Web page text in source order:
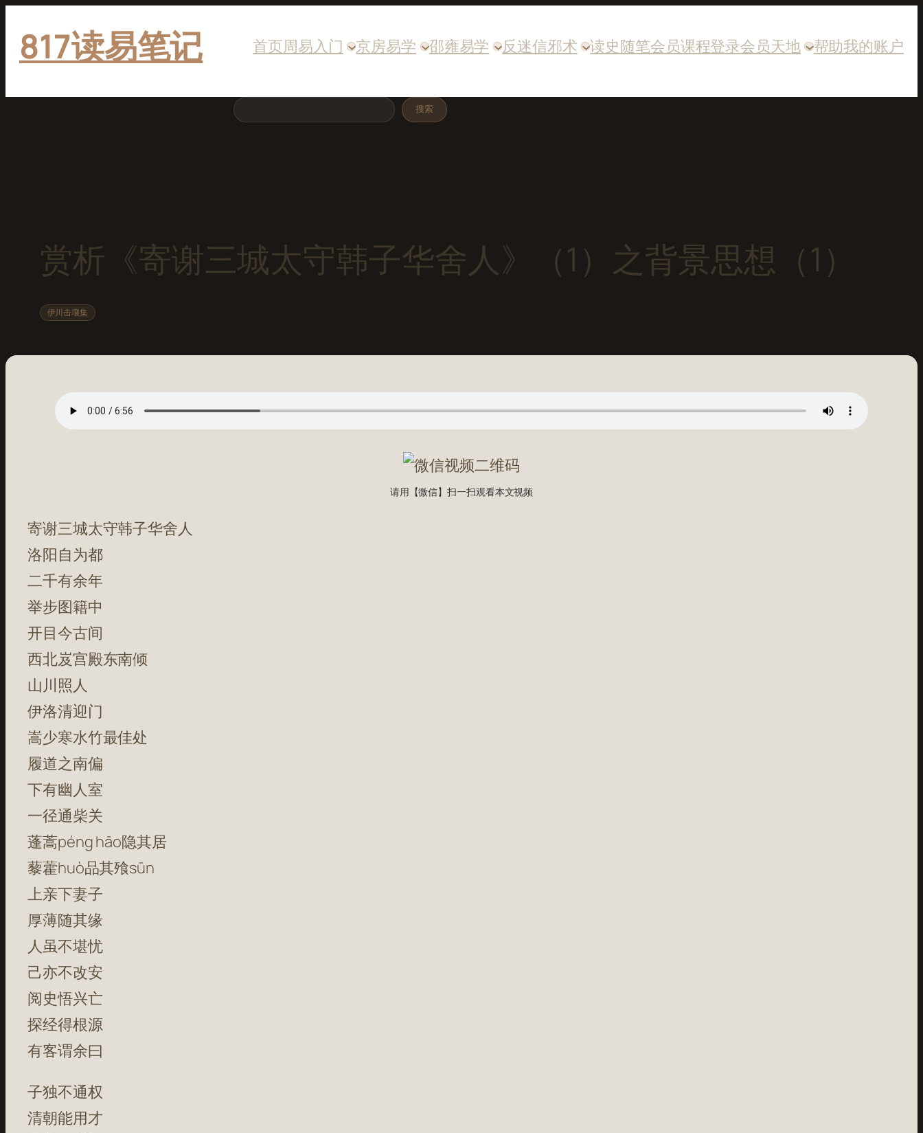
内817读易笔记 首页周易入门 京房易学 邵雍易学 反迷信邪术 读史随笔会员课程登录会员天地 帮助我的账户
搜索
赏析《寄谢三城太守韩子华舍人》（1）之背景思想（1）
伊川击壤集
请用【微信】扫一扫观看本文视频
寄谢三城太守韩子华舍人
洛阳自为都
二千有余年
举步图籍中
开目今古间
西北岌宫殿东南倾
山川照人
伊洛清迎门
嵩少寒水竹最佳处
履道之南偏
下有幽人室
一径通柴关
蓬蒿péng hāo隐其居
藜藿huò品其飱sūn
上亲下妻子
厚薄随其缘
人虽不堪忧
己亦不改安
阅史悟兴亡
探经得根源
有客谓余曰
子独不通权
清朝能用才